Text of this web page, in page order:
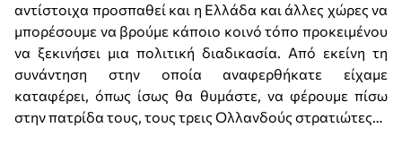
αντίστοιχα προσπαθεί και η Ελλάδα και άλλες χώρες να
μπορέσουμε να βρούμε κάποιο κοινό τόπο προκειμένου
να ξεκινήσει μια πολιτική διαδικασία. Από εκείνη τη
συνάντηση στην οποία αναφερθήκατε είχαμε
καταφέρει, όπως ίσως θα θυμάστε, να φέρουμε πίσω
στην πατρίδα τους, τους τρεις Ολλανδούς στρατιώτες…